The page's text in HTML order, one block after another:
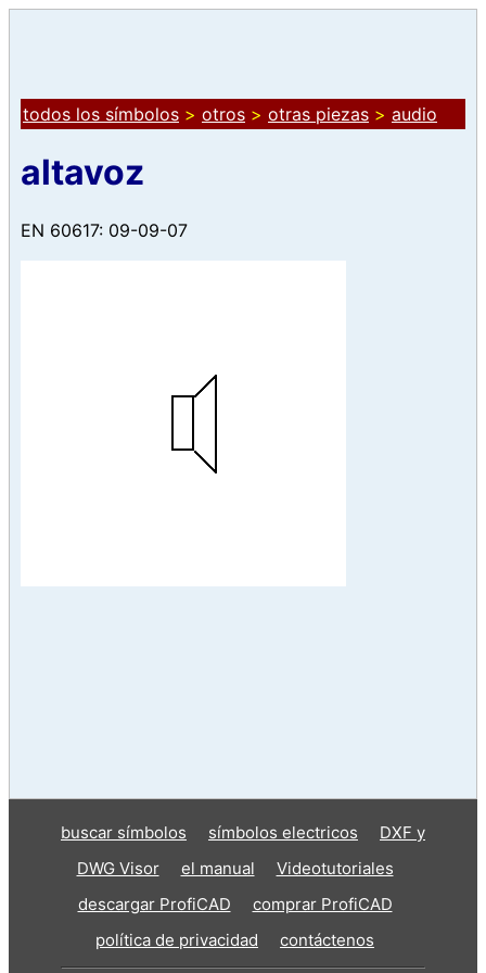
todos los símbolos > otros > otras piezas > audio
altavoz
EN 60617: 09-09-07
buscar símbolos símbolos electricos
DXF y
DWG Visor
el manual
Videotutoriales
descargar ProfiCAD
comprar ProfiCAD
política de privacidad
contáctenos